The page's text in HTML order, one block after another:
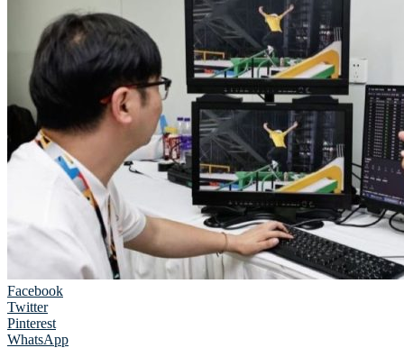
Facebook
Twitter
Pinterest
WhatsApp